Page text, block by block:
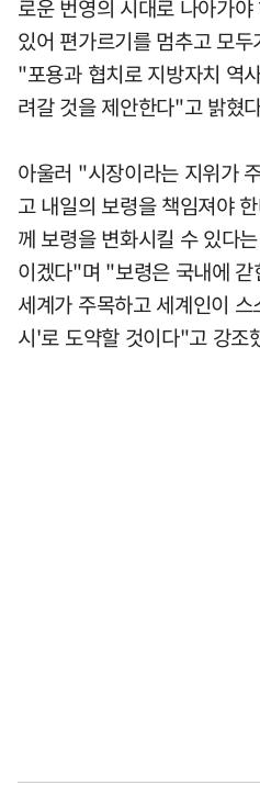
로운 번영의 시대로 나아가
있어 편가르기를 멈추고 모
"포용과 협치로 지방자치 역
려갈 것을 제안한다"고 밝혔
아울러 "시장이라는 지위가
고 내일의 보령을 책임져야
께 보령을 변화시킬 수 있다
이겠다"며 "보령은 국내에
세계가 주목하고 세계인이
시'로 도약할 것이다"고 강조